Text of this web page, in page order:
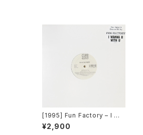
[1995] Fun Factory – I Wa
nna B With U [Curb Edel
Records]
¥2,900